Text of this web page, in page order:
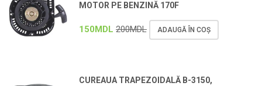
MOTOR PE BENZINĂ 170F
150 MDL 200MDL ADAUGĂ ÎN COȘ
CUREAUA TRAPEZOIDALĂ B-3150,